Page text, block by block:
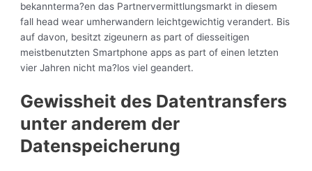
bekannterma?en das Partnervermittlungsmarkt in diesem
fall head wear umherwandern leichtgewichtig verandert. Bis
auf davon, besitzt zigeunern as part of diesseitigen
meistbenutzten Smartphone apps as part of einen letzten
vier Jahren nicht ma?los viel geandert.
Gewissheit des Datentransfers
unter anderem der
Datenspeicherung